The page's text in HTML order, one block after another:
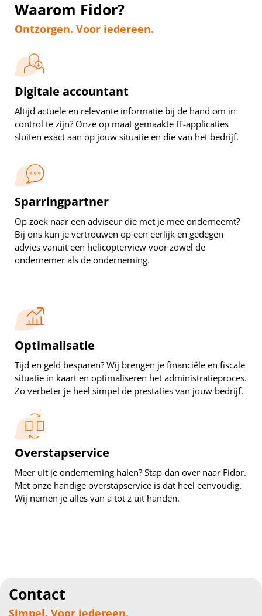
Waarom Fidor?
Ontzorgen. Voor iedereen.
Digitale accountant
Altijd actuele en relevante informatie bij de hand om in
control te zijn? Onze op maat gemaakte IT-applicaties
sluiten exact aan op jouw situatie en die van het bedrijf.
Sparringpartner
Op zoek naar een adviseur die met je mee onderneemt?
Bij ons kun je vertrouwen op een eerlijk en gedegen
advies vanuit een helicopterview voor zowel de
ondernemer als de onderneming.
Optimalisatie
Tijd en geld besparen? Wij brengen je financiële en fiscale
situatie in kaart en optimaliseren het administratieproces.
Zo verbeter je heel simpel de prestaties van jouw bedrijf.
Overstapservice
Meer uit je onderneming halen? Stap dan over naar Fidor.
Met onze handige overstapservice is dat heel eenvoudig.
Wij nemen je alles van a tot z uit handen.
Contact
Simpel. Voor iedereen.